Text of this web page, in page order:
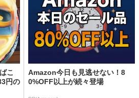
こ
円の
Amazon今日も見逃せない！8
0%OFF以上が続々登場